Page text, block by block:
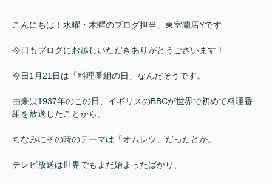
こんにちは！水曜・木曜のブログ担当、東室蘭店Yです
今日もブログにお越しいただきありがとうございます！
今日1月21日は「料理番組の日」なんだそうです。
由来は1937年のこの日、イギリスのBBCが世界で初めて料理番
組を放送したことから。
ちなみにその時のテーマは「オムレツ」だったとか。
テレビ放送は世界でもまだ始まったばかり、